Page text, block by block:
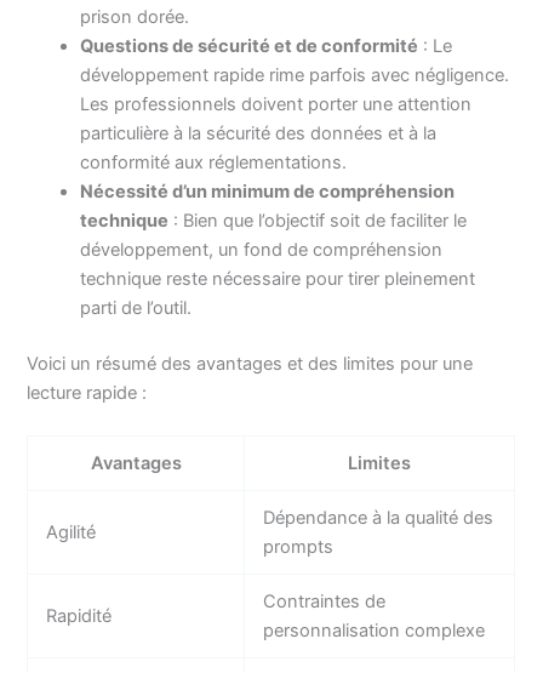
prison dorée.
Questions de sécurité et de conformité : Le
développement rapide rime parfois avec négligence.
Les professionnels doivent porter une attention
particulière à la sécurité des données et à la
conformité aux réglementations.
Nécessité d’un minimum de compréhension
technique : Bien que l’objectif soit de faciliter le
développement, un fond de compréhension
technique reste nécessaire pour tirer pleinement
parti de l’outil.
Voici un résumé des avantages et des limites pour une
lecture rapide :
Avantages Limites
Agilité
Dépendance à la qualité des
prompts
Rapidité
Contraintes de
personnalisation complexe